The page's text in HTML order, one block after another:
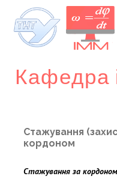
Кафедра
Стажування
кордоном
Стажування за